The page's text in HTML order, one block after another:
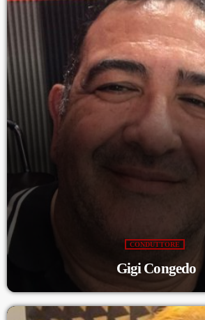
CONDUTTORE
Gigi Congedo